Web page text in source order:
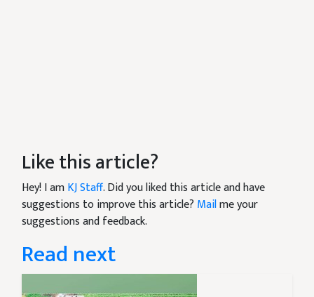
Like this article?
Hey! I amKJ Staff. Did you liked this article and have
suggestions to improve this article? Mailme your
suggestions and feedback.
Read next